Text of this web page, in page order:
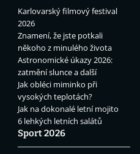
Karlovarský filmový festival
2026
Znamení, že jste potkali
někoho z minulého života
Astronomické úkazy 2026:
zatmění slunce a další
Jak obléci miminko při
vysokých teplotách?
Jak na dokonalé letní mojito
6 lehkých letních salátů
Sport 2026